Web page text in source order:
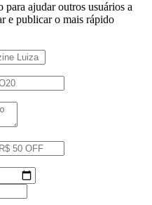
ajudar outros usuários a
e publicar o mais rápido